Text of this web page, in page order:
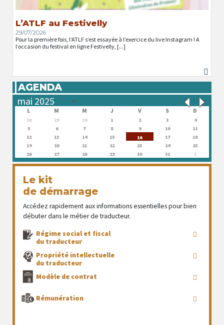
L’ATLF au Festivelly
29/07/2026
Pour la première fois, l’ATLF s’est essayée à l’exercice du live Instagram ! A
l’occasion du festival en ligne Festivelly, [...]
AGENDA
L M M J V S D
28 29 30 1 2 3
4
5
6 7 8 9 10
11
12
13 14 15 16 17
18
19
20 21 22 23 24
25
26
27 28 29 30 31 1
Le kit
de démarrage
Accédez rapidement aux informations essentielles pour bien
débuter dans le métier de traducteur.
Régime social et fiscal
du traducteur
Propriété intellectuelle
du traducteur
Modèle de contrat
Rémunération